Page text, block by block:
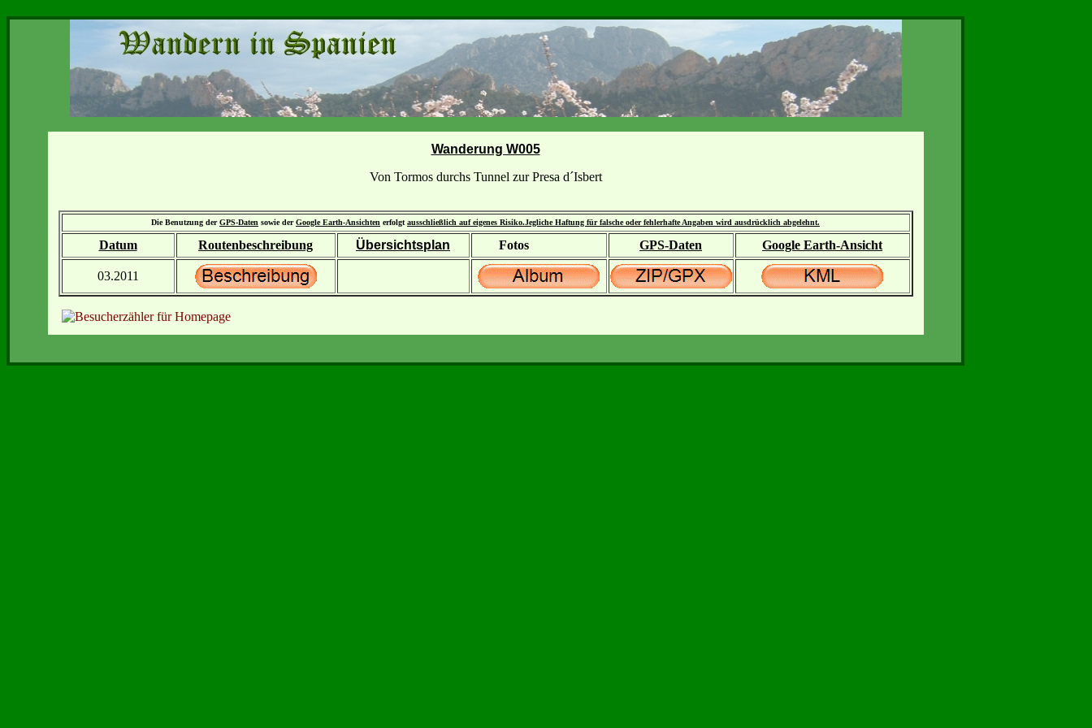
Wanderung W005
Von Tormos durchs Tunnel zur Presa d´Isbert
Die Benutzung derGPS-Daten sowie derGoogle Earth-Ansichten erfolgt ausschließlich auf eigenes Risiko.Jegliche Haftung für falsche oder fehlerhafte Angaben wird ausdrücklich abgelehnt.
Datum Routenbeschreibung Übersichtsplan Fotos GPS-Daten Google Earth-Ansicht
03.2011